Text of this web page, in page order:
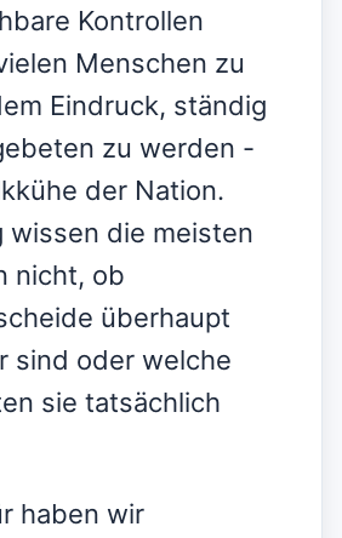
Kontrollen
Menschen zu
Eindruck, ständig
zu werden -
der Nation.
wissen die meisten
nicht, ob
überhaupt
sind oder welche
sie tatsächlich
haben wir